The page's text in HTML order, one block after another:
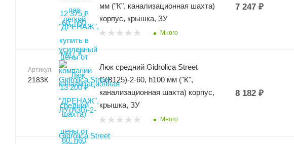
мм ("К", канализационная шахта)
корпус, крышка, ЗУ
Много
7 247₽
Артикул
2183К
Люк средний Gidrolica Street
С(В125)-2-60, h100 мм ("К",
канализационная шахта) корпус,
крышка, ЗУ
Много
8 182₽